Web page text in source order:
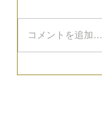
コメントを追加…